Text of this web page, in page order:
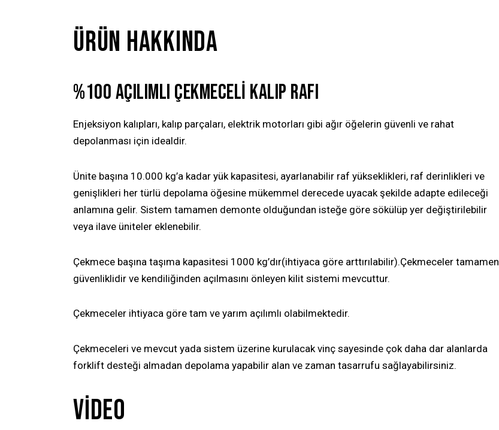
ÜRÜN HAKKINDA
%100 AÇILIMLI ÇEKMECELI KALIP RAFI
Enjeksiyon kalıpları, kalıp parçaları, elektrik motorları gibi ağır öğelerin güvenli ve rahat
depolanması için idealdir.
Ünite başına 10.000 kg’a kadar yük kapasitesi, ayarlanabilir raf yükseklikleri, raf derinlikleri ve
genişlikleri her türlü depolama öğesine mükemmel derecede uyacak şekilde adapte edileceği
anlamına gelir. Sistem tamamen demonte olduğundan isteğe göre sökülüp yer değiştirilebilir
veya ilave üniteler eklenebilir.
Çekmece başına taşıma kapasitesi 1000 kg’dır(ihtiyaca göre arttırılabilir).Çekmeceler tamamen
güvenliklidir ve kendiliğinden açılmasını önleyen kilit sistemi mevcuttur.
Çekmeceler ihtiyaca göre tam ve yarım açılımlı olabilmektedir.
Çekmeceleri ve mevcut yada sistem üzerine kurulacak vinç sayesinde çok daha dar alanlarda
forklift desteği almadan depolama yapabilir alan ve zaman tasarrufu sağlayabilirsiniz.
VIDEO